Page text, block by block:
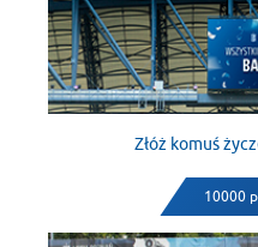
Złóż komuś
10000